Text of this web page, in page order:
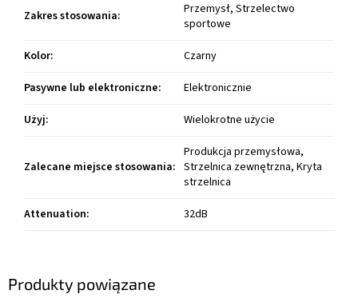
Produkty powiązane
Zakres stosowania:
Przemysł, Strzelectwo
sportowe
Kolor:
Czarny
Pasywne lub elektroniczne:
Elektronicznie
Użyj: Wielokrotne użycie
Zalecane miejsce stosowania:
Produkcja przemysłowa,
Strzelnica zewnętrzna, Kryta
strzelnica
Attenuation: 32dB